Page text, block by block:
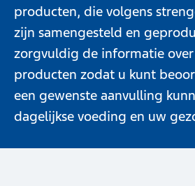
producten, die volgens
zijn samengesteld en
zorgvuldig de informatie
producten zodat u kunt
een gewenste aanvulling
dagelijkse voeding en uw